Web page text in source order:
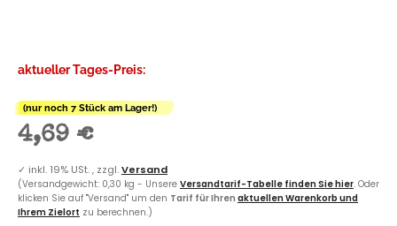
aktueller Tages-Preis:
(nur noch 7 Stück am Lager!)
4,69 €
✓ inkl. 19% USt. , zzgl.Versand
(Versandgewicht: 0,30 kg - Unsere Versandtarif-Tabelle finden Sie hier. Oder
klicken Sie auf "Versand" um den Tarif für Ihren aktuellen Warenkorb und
Ihrem Zielort zu berechnen.)